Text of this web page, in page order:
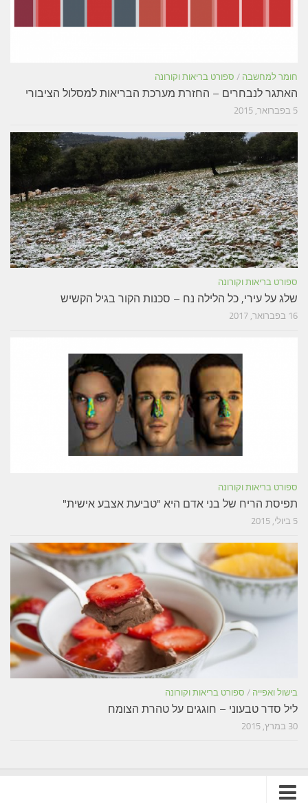
חומר למחשבה / ספורט בריאות וקורונה
האתגר לנבחרים – החזרת מערכת הבריאות למסלול הציבורי
5 בפברואר, 2015
ספורט בריאות וקורונה
שלג על עירי, כל הלילה נח – סכנות הקור בגיל הקשיש
16 בפברואר, 2017
ספורט בריאות וקורונה
תפיסת הריח של בני אדם היא "טביעת אצבע אישית"
5 ביולי, 2015
בישול ואפייה / ספורט בריאות וקורונה
ליל סדר טבעוני – חוגגים על טהרת הצומח
30 במרץ, 2015